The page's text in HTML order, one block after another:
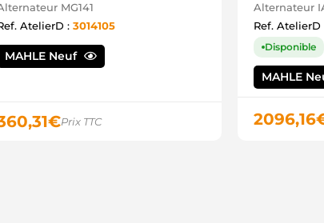
MG141
AtelierD : 3014105
MAHLE Neuf
€Prix TTC
Alternateur
Ref. AtelierD
Disponible
MAHLE
2096,16